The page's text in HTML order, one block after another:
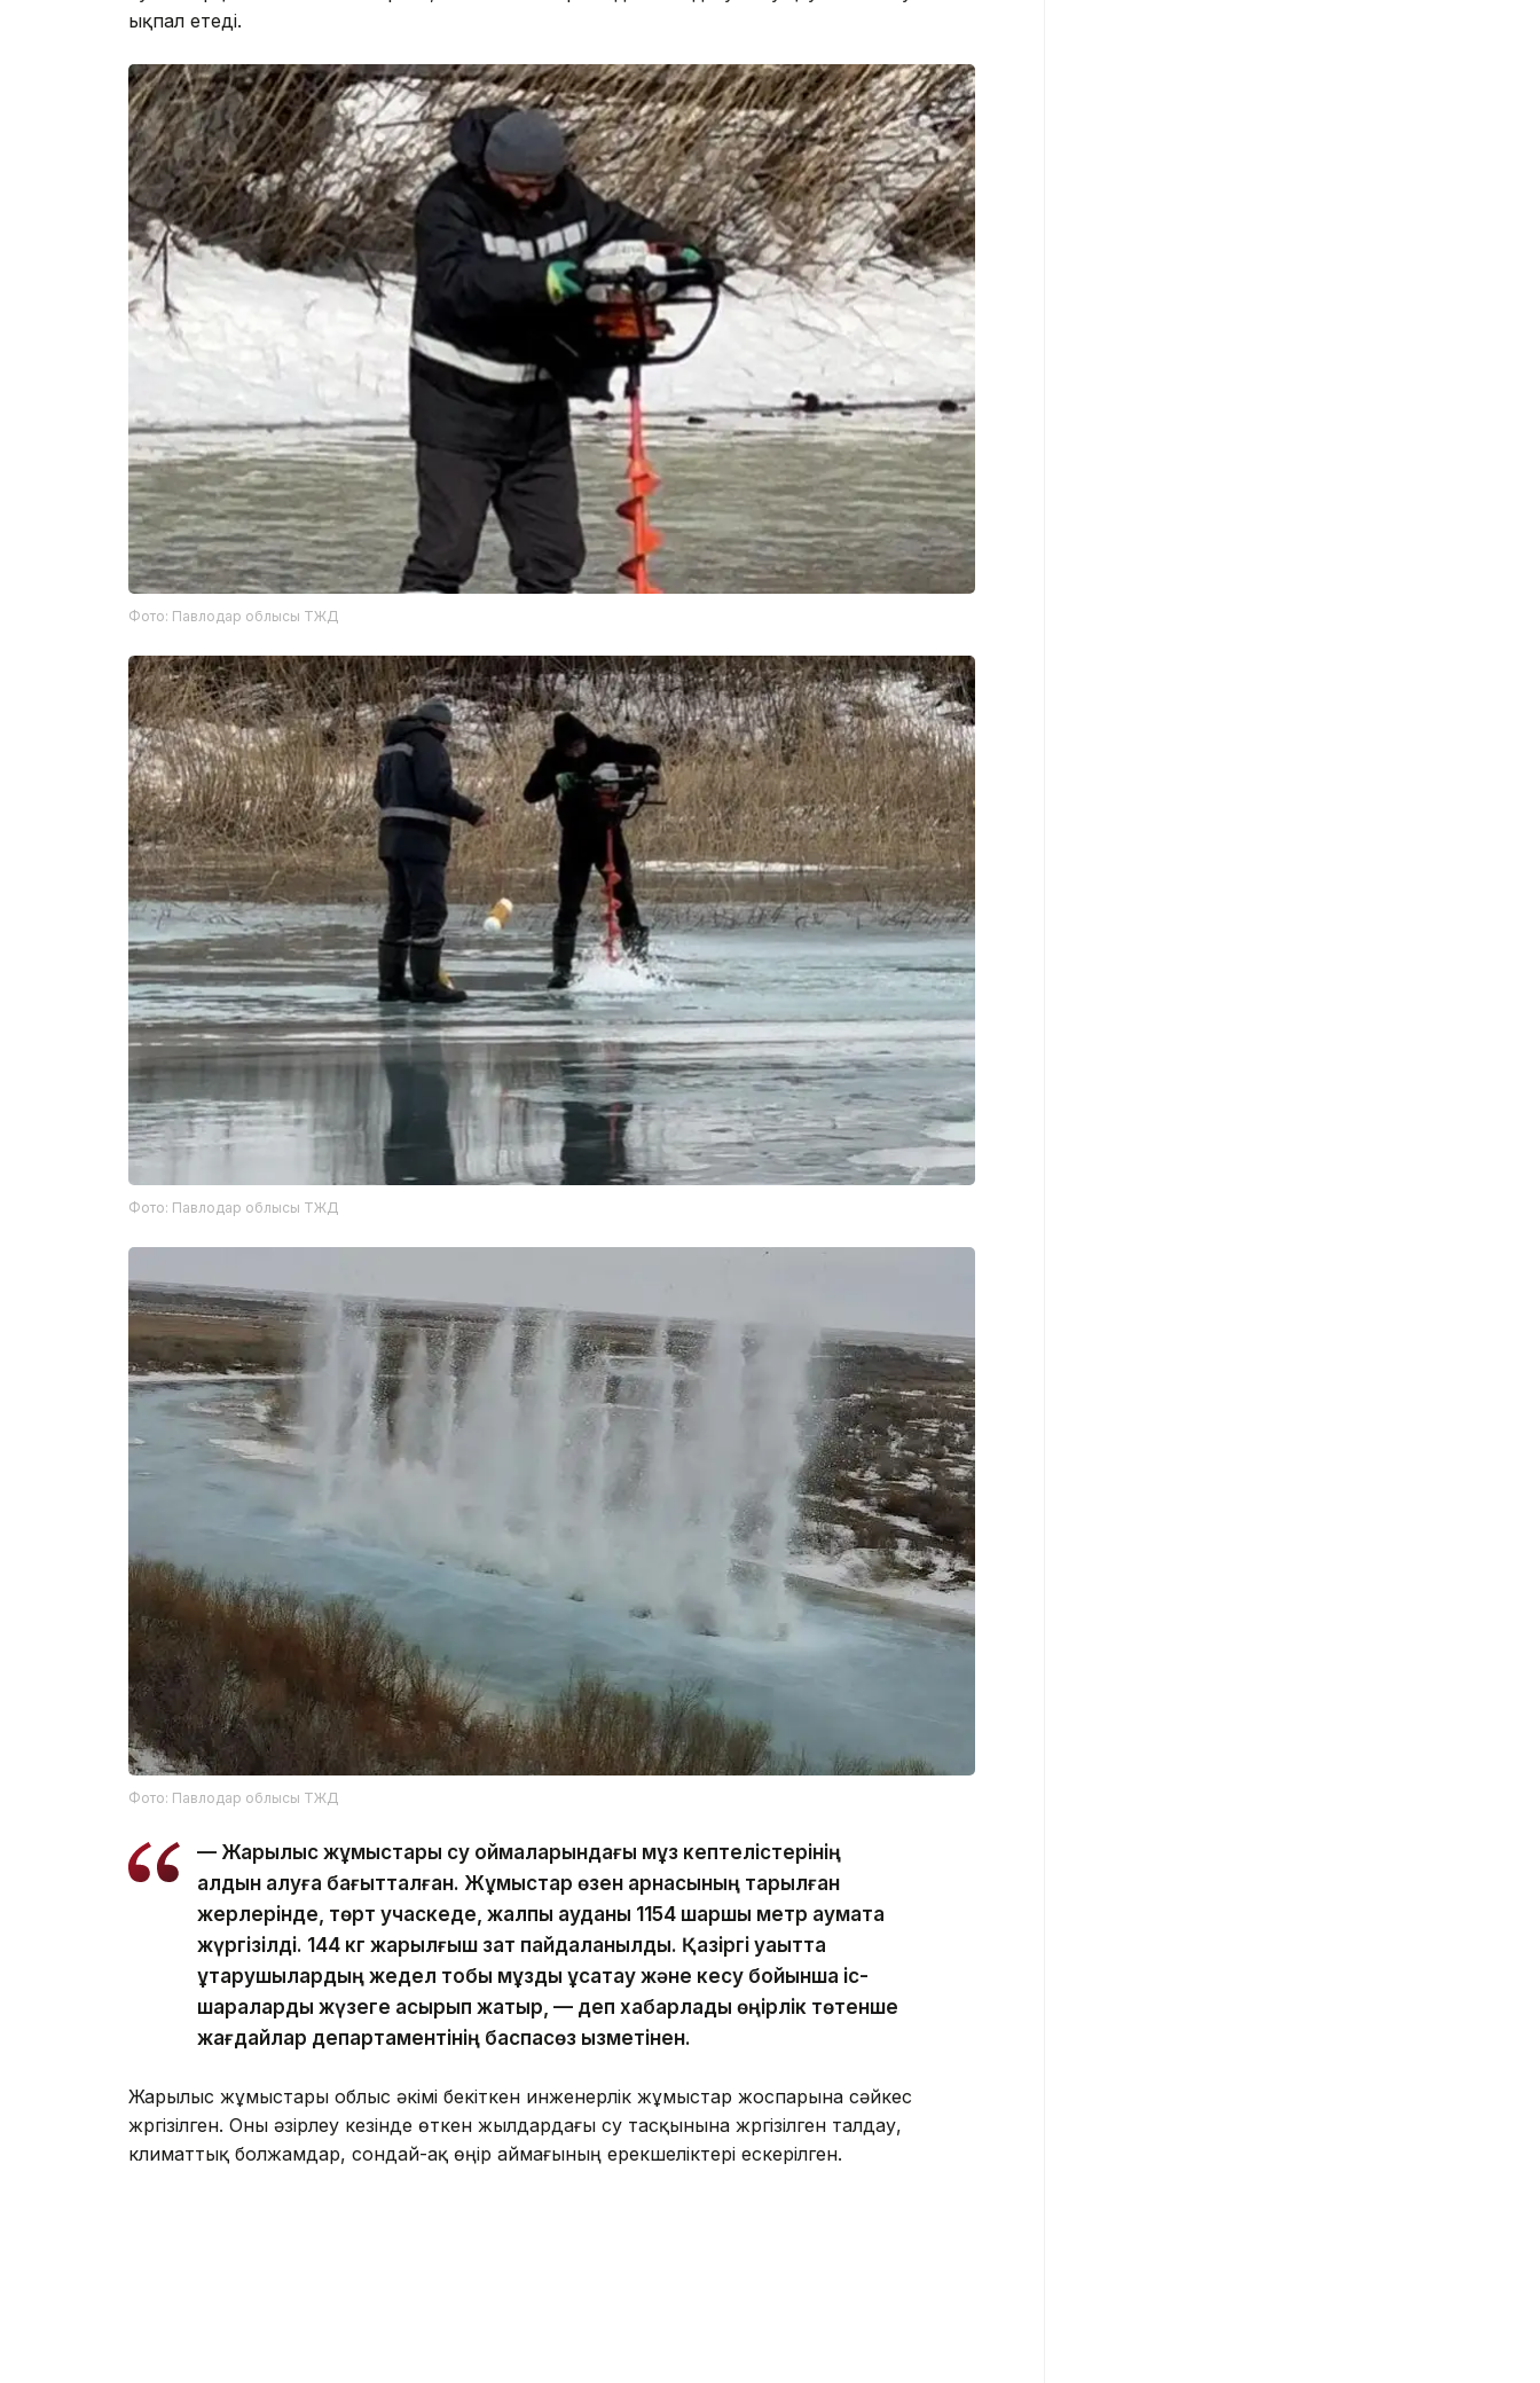
ықпал етеді.
Фото: Павлодар облысы ТЖД
Фото: Павлодар облысы ТЖД
Фото: Павлодар облысы ТЖД
— Жарылыс жұмыстары су қоймаларындағы мұз кептелістерінің
алдын алуға бағытталған. Жұмыстар өзен арнасының тарылған
жерлерінде, төрт учаскеде, жалпы ауданы 1154 шаршы метр аумақта
жүргізілді. 144 кг жарылғыш зат пайдаланылды. Қазіргі уақытта
құтқарушылардың жедел тобы мұзды ұсақтау және кесу бойынша іс-
шараларды жүзеге асырып жатыр, — деп хабарлады өңірлік төтенше
жағдайлар департаментінің баспасөз қызметінен.
Жарылыс жұмыстары облыс әкімі бекіткен инженерлік жұмыстар жоспарына сәйкес
жүргізілген. Оны әзірлеу кезінде өткен жылдардағы су тасқынына жүргізілген талдау,
климаттық болжамдар, сондай-ақ өңір аймағының ерекшеліктері ескерілген.